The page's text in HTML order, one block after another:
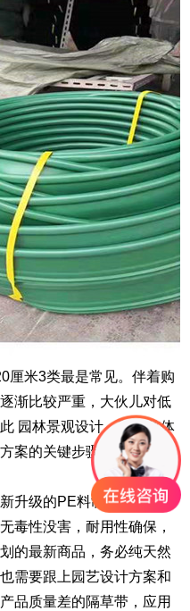
厘米3类最是常见。伴着购
渐比较严重，大伙儿对低
园林景观设计，园艺整体
案的关键步骤。
升级的PE料制做，180度
毒性没害，耐用性确保，
的最新商品，务必纯天然
需要跟上园艺设计方案和
品质量差的隔草带，应用